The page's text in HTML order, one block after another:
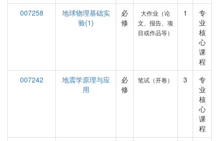
007258
地球物理基础实
验(1)
必
修
大作业（论
文、报告、项
目或作品等）
1
专
业
核
心
课
程
007242
地震学原理与应
用
必
修
笔试（开卷） 3
专
业
核
心
课
程